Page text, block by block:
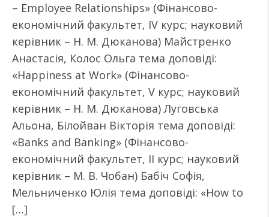
– Employee Relationships» (Фінансово-
економічний факультет, ІV курс; науковий
керівник – Н. М. Дюканова) Майстренко
Анастасія, Колос Ольга тема доповіді:
«Happiness at Work» (Фінансово-
економічний факультет, V курс; науковий
керівник – Н. М. Дюканова) Луговська
Альона, Білойван Вікторія тема доповіді:
«Banks and Banking» (Фінансово-
економічний факультет, II курс; науковий
керівник – М. В. Чобан) Бабіч Софія,
Мельниченко Юлія тема доповіді: «How to
[…]